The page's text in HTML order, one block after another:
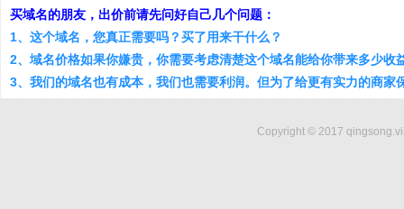
买域名的朋友，出价前请先问好自己几个问题：
1、这个域名，您真正需要吗？买了用来干什么？
2、域名价格如果你嫌贵，你需要考虑清楚这个域名能给你带来多少收
3、我们的域名也有成本，我们也需要利润。但为了给更有实力的商家
Copyright © 2017